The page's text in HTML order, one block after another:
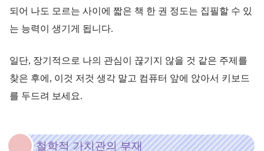
되어 나도 모르는 사이에 짧은 책 한 권 정도는 집필할 수 있
는 능력이 생기게 됩니다.
일단, 장기적으로 나의 관심이 끊기지 않을 것 같은 주제를
찾은 후에, 이것 저것 생각 말고 컴퓨터 앞에 앉아서 키보드
를 두드려 보세요.
철학적 가치관의 부재